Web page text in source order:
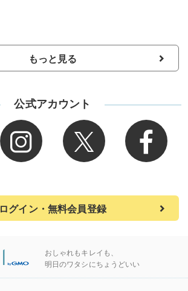
もっと見る
公式アカウント
ログイン・無料会員登録
おしゃれもキレイも、
明日のワタシにちょうどいい